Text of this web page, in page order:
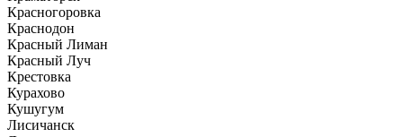
Красногоровка
Краснодон
Красный Лиман
Красный Луч
Крестовка
Курахово
Кушугум
Лисичанск